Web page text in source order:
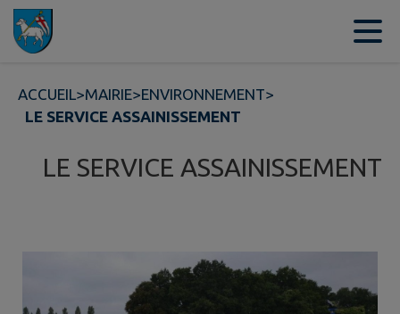
Contenu
ACCUEIL>MAIRIE>ENVIRONNEMENT>
LE SERVICE ASSAINISSEMENT
LE SERVICE ASSAINISSEMENT